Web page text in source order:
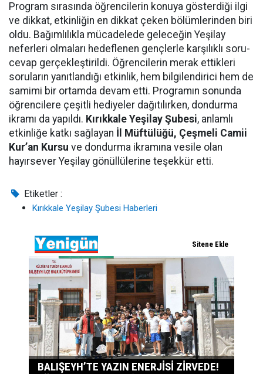
Program sırasında öğrencilerin konuya gösterdiği ilgi
ve dikkat, etkinliğin en dikkat çeken bölümlerinden biri
oldu. Bağımlılıkla mücadelede geleceğin Yeşilay
neferleri olmaları hedeflenen gençlerle karşılıklı soru-
cevap gerçekleştirildi. Öğrencilerin merak ettikleri
soruların yanıtlandığı etkinlik, hem bilgilendirici hem de
samimi bir ortamda devam etti. Programın sonunda
öğrencilere çeşitli hediyeler dağıtılırken, dondurma
ikramı da yapıldı. Kırıkkale Yeşilay Şubesi, anlamlı
etkinliğe katkı sağlayan İl Müftülüğü, Çeşmeli Camii
Kur’an Kursu ve dondurma ikramına vesile olan
hayırsever Yeşilay gönüllülerine teşekkür etti.
Etiketler :
Kırıkkale Yeşilay Şubesi Haberleri